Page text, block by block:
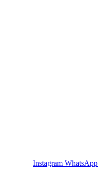
Instagram WhatsApp